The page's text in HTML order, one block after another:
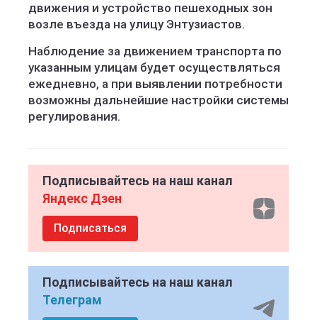
движения и устройство пешеходных зон
возле въезда на улицу Энтузиастов.
Наблюдение за движением транспорта по
указанным улицам будет осуществляться
ежедневно, а при выявлении потребности
возможны дальнейшие настройки системы
регулирования.
Подписывайтесь на наш канал
Яндекс Дзен
Подписаться
Подписывайтесь на наш канал
Телеграм